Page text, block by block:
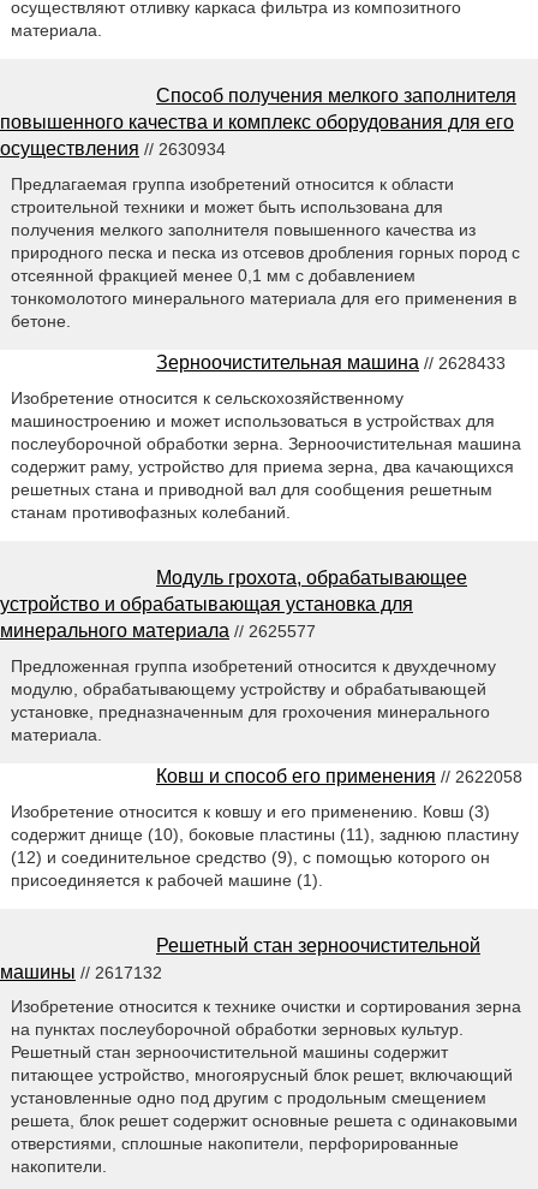
осуществляют отливку каркаса фильтра из композитного
материала.
Способ получения мелкого заполнителя
повышенного качества и комплекс оборудования для его
осуществления // 2630934
Предлагаемая группа изобретений относится к области
строительной техники и может быть использована для
получения мелкого заполнителя повышенного качества из
природного песка и песка из отсевов дробления горных пород с
отсеянной фракцией менее 0,1 мм с добавлением
тонкомолотого минерального материала для его применения в
бетоне.
Зерноочистительная машина // 2628433
Изобретение относится к сельскохозяйственному
машиностроению и может использоваться в устройствах для
послеуборочной обработки зерна. Зерноочистительная машина
содержит раму, устройство для приема зерна, два качающихся
решетных стана и приводной вал для сообщения решетным
станам противофазных колебаний.
Модуль грохота, обрабатывающее
устройство и обрабатывающая установка для
минерального материала // 2625577
Предложенная группа изобретений относится к двухдечному
модулю, обрабатывающему устройству и обрабатывающей
установке, предназначенным для грохочения минерального
материала.
Ковш и способ его применения // 2622058
Изобретение относится к ковшу и его применению. Ковш (3)
содержит днище (10), боковые пластины (11), заднюю пластину
(12) и соединительное средство (9), с помощью которого он
присоединяется к рабочей машине (1).
Решетный стан зерноочистительной
машины // 2617132
Изобретение относится к технике очистки и сортирования зерна
на пунктах послеуборочной обработки зерновых культур.
Решетный стан зерноочистительной машины содержит
питающее устройство, многоярусный блок решет, включающий
установленные одно под другим с продольным смещением
решета, блок решет содержит основные решета с одинаковыми
отверстиями, сплошные накопители, перфорированные
накопители.